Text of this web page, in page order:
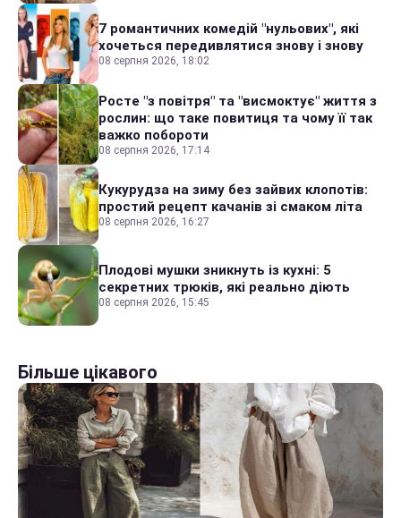
7 романтичних комедій "нульових", які
хочеться передивлятися знову і знову
08 серпня 2026, 18:02
Росте "з повітря" та "висмоктує" життя з
рослин: що таке повитиця та чому її так
важко побороти
08 серпня 2026, 17:14
Кукурудза на зиму без зайвих клопотів:
простий рецепт качанів зі смаком літа
08 серпня 2026, 16:27
Плодові мушки зникнуть із кухні: 5
секретних трюків, які реально діють
08 серпня 2026, 15:45
Більше цікавого